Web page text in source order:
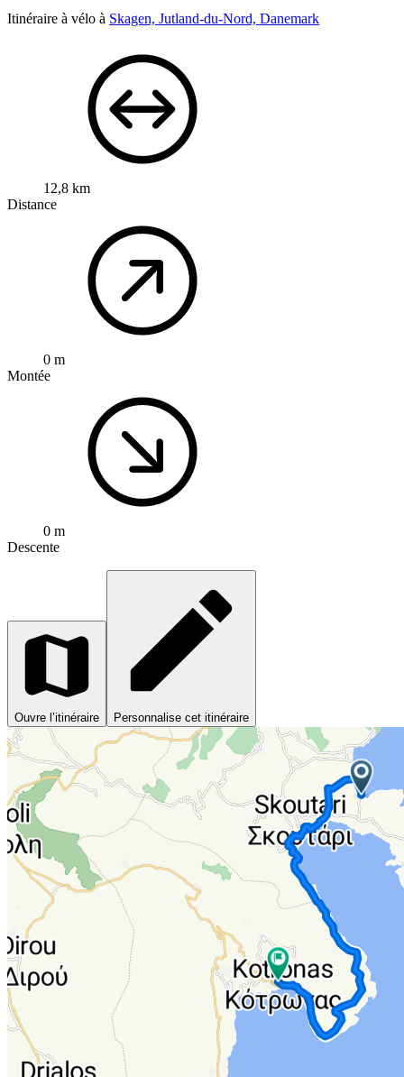
Itinéraire à vélo à Skagen, Jutland-du-Nord, Danemark
12,8 km
Distance
0 m
Montée
0 m
Descente
Ouvre l’itinéraire Personnalise cet itinéraire